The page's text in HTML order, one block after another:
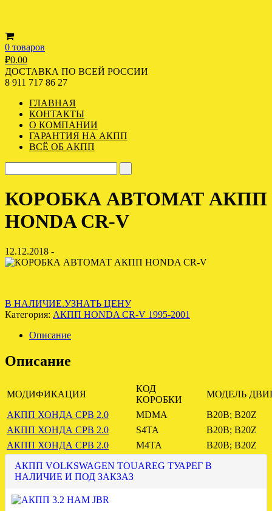
0 товаров
₽0.00
ДОСТАВКА ПО ВСЕЙ РОССИИ
8 911 717 86 27
ГЛАВНАЯ
КОНТАКТЫ
О КОМПАНИИ
ГАРАНТИЯ НА АКПП
ВСЁ ОБ АКПП
КОРОБКА АВТОМАТ АКПП
HONDA CR-V
12.12.2018 -
В НАЛИЧИЕ.УЗНАТЬ ЦЕНУ
Категория: АКПП HONDA CR-V 1995-2001
Описание
Описание
МОДИФИКАЦИЯ
КОД
КОРОБКИ
МОДЕЛЬ
АКПП ХОНДА СРВ 2.0
MDMA
B20B; B20Z
АКПП ХОНДА СРВ 2.0
S4TA
B20B; B20Z
АКПП ХОНДА СРВ 2.0
M4TA
B20B; B20Z
АКПП VOLKSWAGEN TOUAREG ТУАРЕГ В
НАЛИЧИЕ И ПОД ЗАКЗАЗ